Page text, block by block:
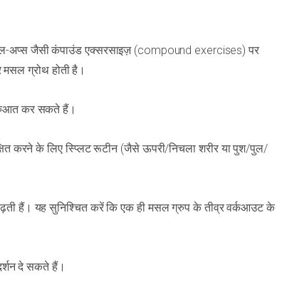
अप्स जैसी कंपाउंड एक्सरसाइज़ (compound exercises) पर
ग्रोथ होती है।
कर सकते हैं।
के लिए स्प्लिट रूटीन (जैसे ऊपरी/निचला शरीर या पुश/पुल/
हैं। यह सुनिश्चित करें कि एक ही मसल ग्रुप के तीव्र वर्कआउट के
दे सकते हैं।